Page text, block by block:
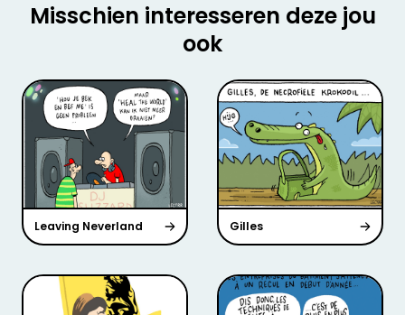
Misschien interesseren deze jou
ook
Leaving Neverland Gilles